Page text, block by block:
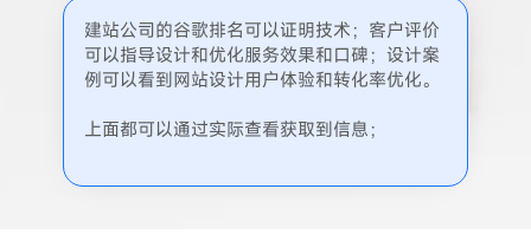
建站公司的谷歌排名可以证明技术；客户评价
可以指导设计和优化服务效果和口碑；设计案
例可以看到网站设计用户体验和转化率优化。
上面都可以通过实际查看获取到信息；